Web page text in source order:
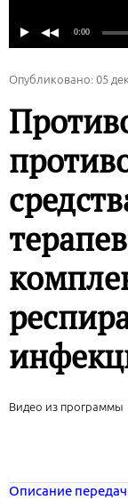
Опубликовано: 05
Видео из программы
Описание